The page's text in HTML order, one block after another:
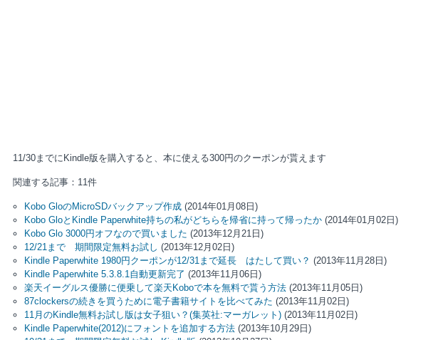
11/30までにKindle版を購入すると、本に使える300円のクーポンが貰えます
関連する記事：11件
Kobo GloのMicroSDバックアップ作成 (2014年01月08日)
Kobo GloとKindle Paperwhite持ちの私がどちらを帰省に持って帰ったか (2014年01月02日)
Kobo Glo 3000円オフなので買いました (2013年12月21日)
12/21まで 期間限定無料お試し (2013年12月02日)
Kindle Paperwhite 1980円クーポンが12/31まで延長 はたして買い？ (2013年11月28日)
Kindle Paperwhite 5.3.8.1自動更新完了 (2013年11月06日)
楽天イーグルス優勝に便乗して楽天Koboで本を無料で貰う方法 (2013年11月05日)
87clockersの続きを買うために電子書籍サイトを比べてみた (2013年11月02日)
11月のKindle無料お試し版は女子狙い？(集英社:マーガレット) (2013年11月02日)
Kindle Paperwhite(2012)にフォントを追加する方法 (2013年10月29日)